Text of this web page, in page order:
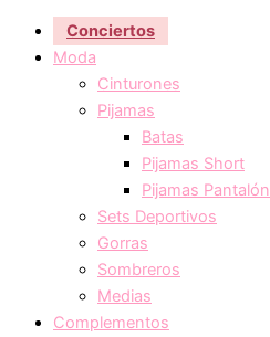
Conciertos
Moda
Cinturones
Pijamas
Batas
Pijamas Short
Pijamas Pantalón
Sets Deportivos
Gorras
Sombreros
Medias
Complementos